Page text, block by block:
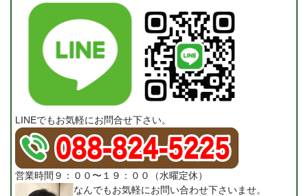
LINEでもお気軽にお問合せ下さい。
営業時間９：００〜１９：００（水曜定休）
なんでもお気軽にお問い合わせ下さいませ。